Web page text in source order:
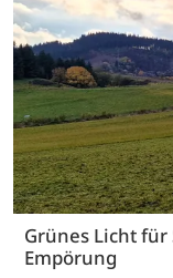
Grünes Licht
Empörung